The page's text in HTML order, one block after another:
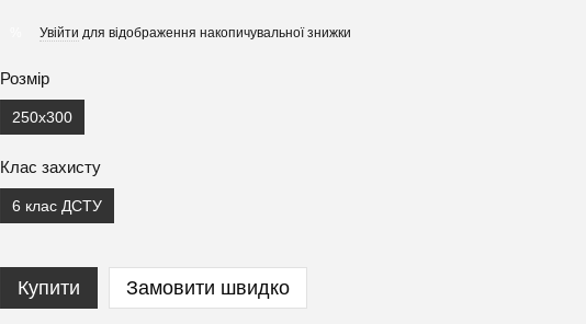
Увійти для відображення накопичувальної знижки
Розмір
250х300
Клас захисту
6 клас ДСТУ
Купити Замовити швидко